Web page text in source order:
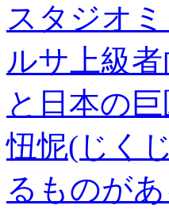
スタジオ
ルサ上級
と日本の巨
忸怩(じく
るものがあ